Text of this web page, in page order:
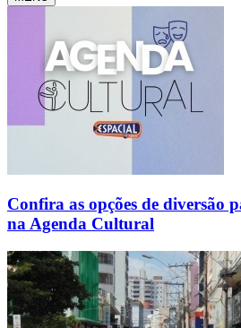
Confira as opções de diversão
na Agenda Cultural